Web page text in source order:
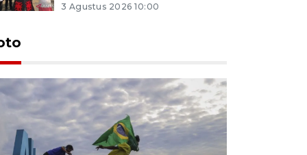
3 Agustus 2026 10:00